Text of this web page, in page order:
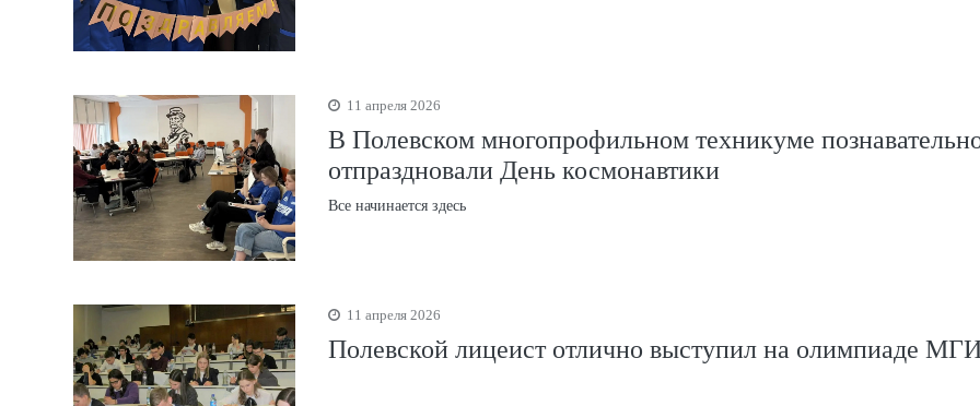
11 апреля 2026
В Полевском многопрофильном техникуме
отпраздновали День космонавтики
Все начинается здесь
11 апреля 2026
Полевской лицеист отлично выступил на олимпиаде